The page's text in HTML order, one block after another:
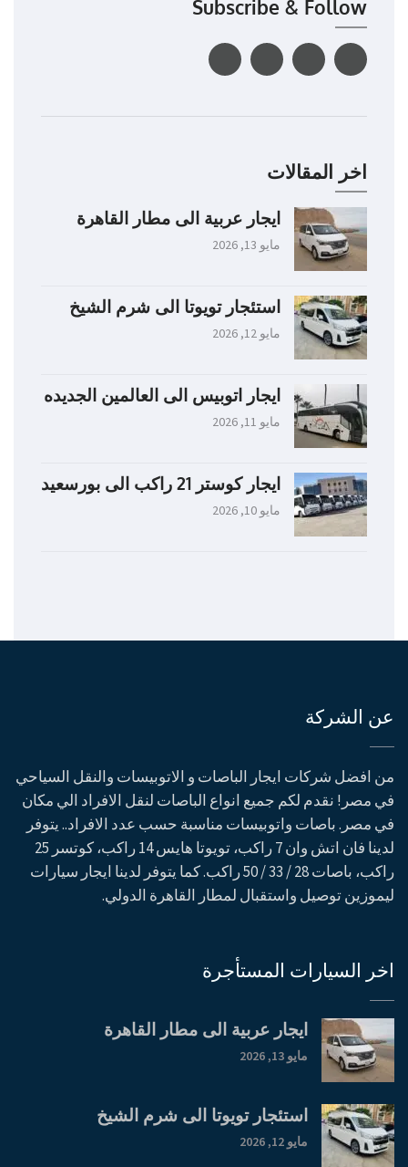
Subscribe & Follow
اخر المقالات
ايجار عربية الى مطار القاهرة
مايو 13, 2026
استئجار تويوتا الى شرم الشيخ
مايو 12, 2026
ايجار اتوبيس الى العالمين الجديده
مايو 11, 2026
ايجار كوستر 21 راكب الى بورسعيد
مايو 10, 2026
عن الشركة
من افضل شركات ايجار الباصات و الاتوبيسات والنقل السياحي
في مصر! نقدم لكم جميع انواع الباصات لنقل الافراد الي مكان
في مصر. باصات واتوبيسات مناسبة حسب عدد الافراد.. يتوفر
لدينا فان اتش وان 7 راكب، تويوتا هايس 14 راكب، كوتسر 25
راكب، باصات 28 / 33 / 50 راكب. كما يتوفر لدينا ايجار سيارات
ليموزين توصيل واستقبال لمطار القاهرة الدولي.
اخر السيارات المستأجرة
ايجار عربية الى مطار القاهرة
مايو 13, 2026
استئجار تويوتا الى شرم الشيخ
مايو 12, 2026